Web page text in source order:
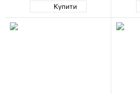
Купити